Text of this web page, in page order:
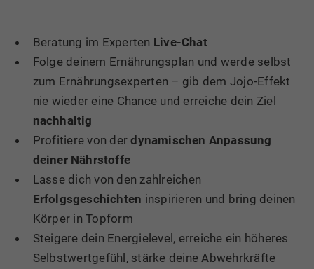
Beratung im Experten Live-Chat
Folge deinem Ernährungsplan und werde selbst
zum Ernährungsexperten – gib dem Jojo-Effekt
nie wieder eine Chance und erreiche dein Ziel
nachhaltig
Profitiere von derdynamischen Anpassung
deiner Nährstoffe
Lasse dich von den zahlreichen
Erfolgsgeschichten inspirieren und bring deinen
Körper in Topform
Steigere dein Energielevel, erreiche ein höheres
Selbstwertgefühl, stärke deine Abwehrkräfte